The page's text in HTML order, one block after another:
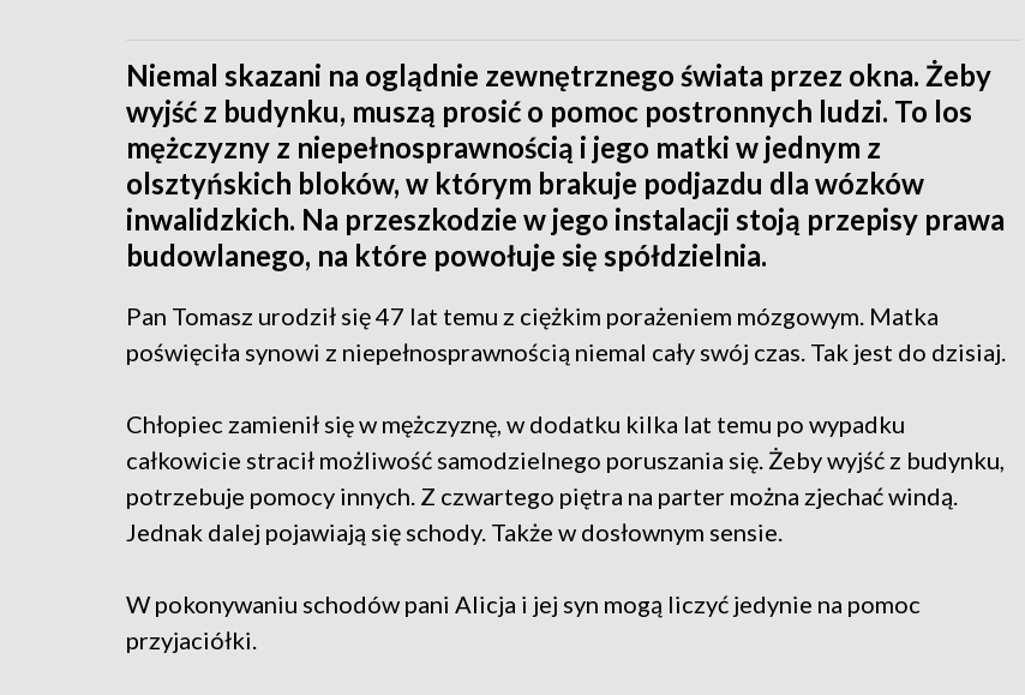
Niemal skazani na oglądnie zewnętrznego świata przez okna. Żeby
wyjść z budynku, muszą prosić o pomoc postronnych ludzi. To los
mężczyzny z niepełnosprawnością i jego matki w jednym z
olsztyńskich bloków, w którym brakuje podjazdu dla wózków
inwalidzkich. Na przeszkodzie w jego instalacji stoją przepisy prawa
budowlanego, na które powołuje się spółdzielnia.
Pan Tomasz urodził się 47 lat temu z ciężkim porażeniem mózgowym. Matka
poświęciła synowi z niepełnosprawnością niemal cały swój czas. Tak jest do dzisiaj.
Chłopiec zamienił się w mężczyznę, w dodatku kilka lat temu po wypadku
całkowicie stracił możliwość samodzielnego poruszania się. Żeby wyjść z budynku,
potrzebuje pomocy innych. Z czwartego piętra na parter można zjechać windą.
Jednak dalej pojawiają się schody. Także w dosłownym sensie.
W pokonywaniu schodów pani Alicja i jej syn mogą liczyć jedynie na pomoc
przyjaciółki.